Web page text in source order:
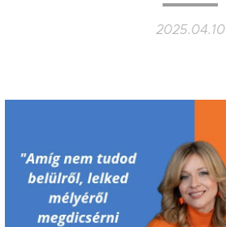
2025.04.10